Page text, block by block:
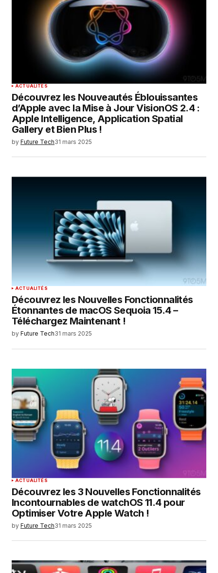
ACTUALITÉS
Découvrez les Nouveautés Éblouissantes
d’Apple avec la Mise à Jour VisionOS 2.4 :
Apple Intelligence, Application Spatial
Gallery et Bien Plus !
by Future Tech31 mars 2025
ACTUALITÉS
Découvrez les Nouvelles Fonctionnalités
Étonnantes de macOS Sequoia 15.4 –
Téléchargez Maintenant !
by Future Tech31 mars 2025
ACTUALITÉS
Découvrez les 3 Nouvelles Fonctionnalités
Incontournables de watchOS 11.4 pour
Optimiser Votre Apple Watch !
by Future Tech31 mars 2025